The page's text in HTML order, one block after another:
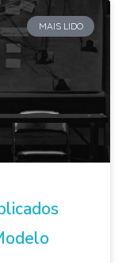
MAIS LIDO